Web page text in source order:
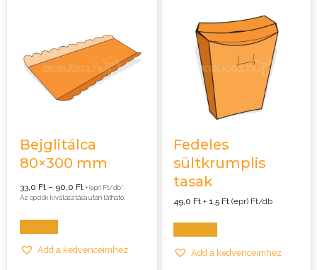
Bejglitálca
80×300 mm
33,0Ft – 90,0FtÁrtartomány:
33,0 Ft
+ (epr) Ft/db*
Az opciók kiválasztása után látható.
Opciók
Add a kedvenceimhez
Fedeles
sültkrumplis
tasak
49,0Ft + 1,5Ft (epr) Ft/db
Kosárba
Add a kedvenceimhez